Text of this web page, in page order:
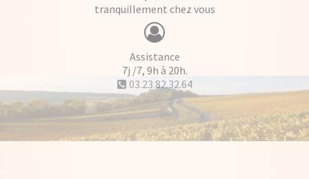
tranquillement chez vous
Assistance
7j /7, 9h à 20h.
03.23.82.32.64